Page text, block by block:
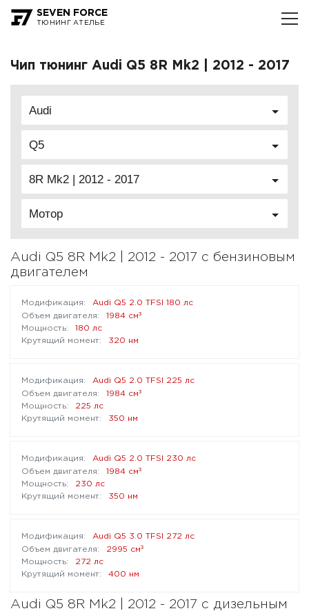
SEVEN FORCE
ТЮНИНГ АТЕЛЬЕ
Чип тюнинг Audi Q5 8R Mk2 | 2012 - 2017
Audi
Q5
8R Mk2 | 2012 - 2017
Мотор
Audi Q5 8R Mk2 | 2012 - 2017 с бензиновым
двигателем
Audi Q5 2.0 TFSI 180 лс
1984 см³
180 лс
320 нм
Audi Q5 2.0 TFSI 225 лс
1984 см³
225 лс
350 нм
Audi Q5 2.0 TFSI 230 лс
1984 см³
230 лс
350 нм
Audi Q5 3.0 TFSI 272 лс
2995 см³
272 лс
400 нм
Audi Q5 8R Mk2 | 2012 - 2017 с дизельным